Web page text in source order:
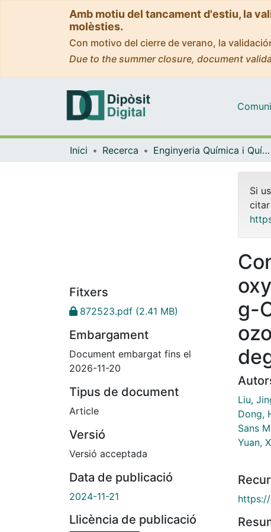
Amb motiu del tancament d'estiu, la
molèsties.
Con motivo del cierre de verano, la
Due to the summer closure, document
Inici Recerca Enginyeria Química i Química Analítica
Fitxers
872523.pdf (2.41 MB)
Embargament
Document embargat fins el
2026-11-20
Tipus de document
Article
Versió
Versió acceptada
Data de publicació
2024-11-21
Llicència de publicació
Si
g-
Liu,
Dong,
Sans
Yuan,
https://